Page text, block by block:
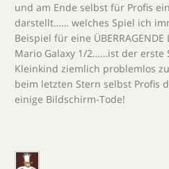
und am Ende selbst für Profis
darstellt…… welches Spiel ich
Beispiel für eine
Mario Galaxy 1/2……ist der erste
Kleinkind ziemlich problemlos
beim letzten Stern selbst Profis
einige Bildschirm-Tode!